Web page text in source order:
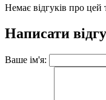
Немає відгуків про цей
Написати
Ваше ім'я: